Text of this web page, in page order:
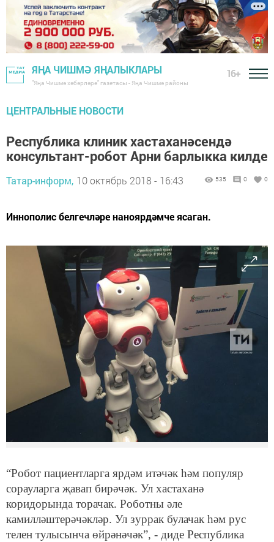
ЯҢА ЧИШМӘ ЯҢАЛЫКЛАРЫ
"Яңа Чишмә хәбәрләре" газетасы - Яңа Чишмә районы
16+
ЦЕНТРАЛЬНЫЕ НОВОСТИ
Республика клиник хастаханәсендә
консультант-робот Арни барлыкка килде
Татар-информ, 10 октябрь 2018 - 16:43 535 0 0
Иннополис белгечләре наноярдәмче ясаган.
“Робот пациентларга ярдәм итәчәк һәм популяр
сорауларга җавап бирәчәк. Ул хастаханә
коридорында торачак. Роботны әле
камилләштерәчәкләр. Ул зуррак булачак һәм рус
телен тулысынча өйрәнәчәк”, - диде Республика